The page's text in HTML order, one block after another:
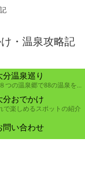
・温泉攻略記
分温泉巡り
大分県別府市の８つの温泉郷で88の温泉を巡る取り組み
分おでかけ
で楽しめるスポットの紹介
問い合わせ